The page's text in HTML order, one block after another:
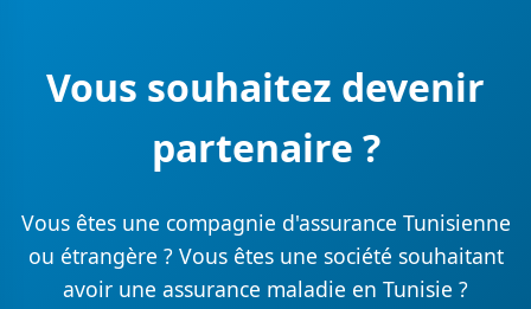
Vous souhaitez devenir
partenaire ?
Vous êtes une compagnie d'assurance Tunisienne
ou étrangère ? Vous êtes une société souhaitant
avoir une assurance maladie en Tunisie ?